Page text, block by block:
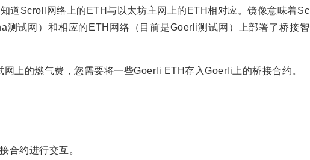
道Scroll网络上的ETH与以太坊主网上的ETH相对应。镜像意味着Sc
测试网）和相应的ETH网络（目前是Goerli测试网）上部署了桥接智
上的燃气费，您需要将一些Goerli ETH存入Goerli上的桥接合约。
合约进行交互。